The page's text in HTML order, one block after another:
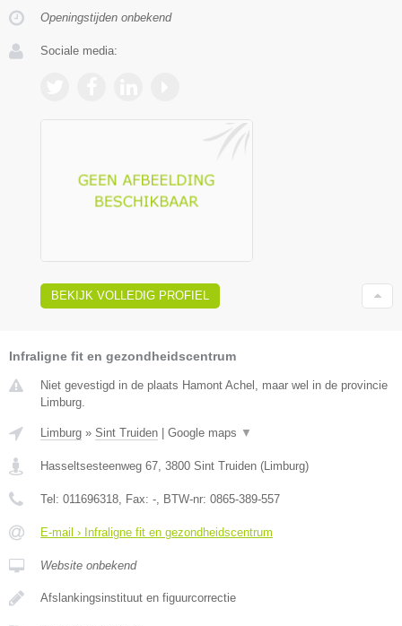
Openingstijden onbekend
Sociale media:
BEKIJK VOLLEDIG PROFIEL
Infraligne fit en gezondheidscentrum
Niet gevestigd in de plaats Hamont Achel, maar wel in de provincie
Limburg.
Limburg » Sint Truiden | Google maps ▼
Hasseltsesteenweg 67 3800 Sint Truiden (Limburg)
Tel: 011696318 , Fax: - , BTW-nr: 0865-389-557
E-mail › Infraligne fit en gezondheidscentrum
Website onbekend
Afslankingsinstituut en figuurcorrectie